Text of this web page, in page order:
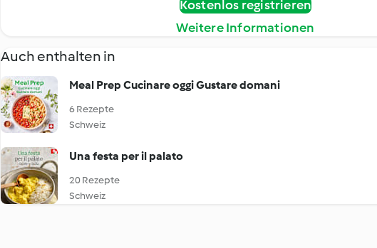
Kostenlos registrieren
Weitere Informationen
Auch enthalten in
Meal Prep Cucinare oggi Gustare domani
6 Rezepte
Schweiz
Una festa per il palato
20 Rezepte
Schweiz